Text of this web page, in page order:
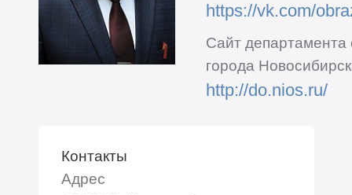
https://vk.com/
Сайт
города
http://do.nios.ru/
Контакты
Адрес